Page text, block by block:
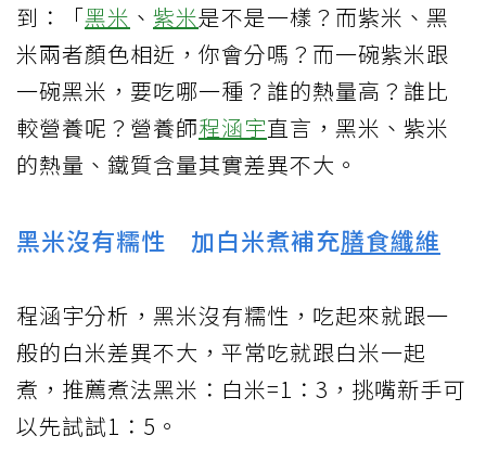
到：「黑米 、 紫米是不是一樣？而紫米、黑
米兩者顏色相近，你會分嗎？而一碗紫米跟
一碗黑米，要吃哪一種？誰的熱量高？誰比
較營養呢？ 營養師程涵宇直言，黑米、紫米
的熱量、鐵質含量其實差異不大。
黑米沒有糯性 加白米煮補充膳食纖維
程涵宇分析，黑米沒有糯性，吃起來就跟一
般的白米差異不大，平常吃就跟白米一起
煮，推薦煮法黑米：白米=1 ： 3 ，挑嘴新手可
以先試試1 ： 5 。